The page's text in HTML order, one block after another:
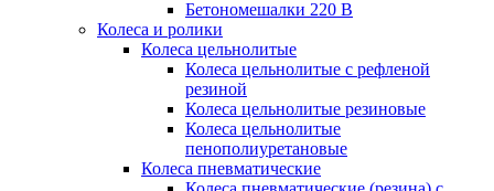
Бетономешалки 220 В
Колеса и ролики
Колеса цельнолитые
Колеса цельнолитые с рефленой
резиной
Колеса цельнолитые резиновые
Колеса цельнолитые
пенополиуретановые
Колеса пневматические